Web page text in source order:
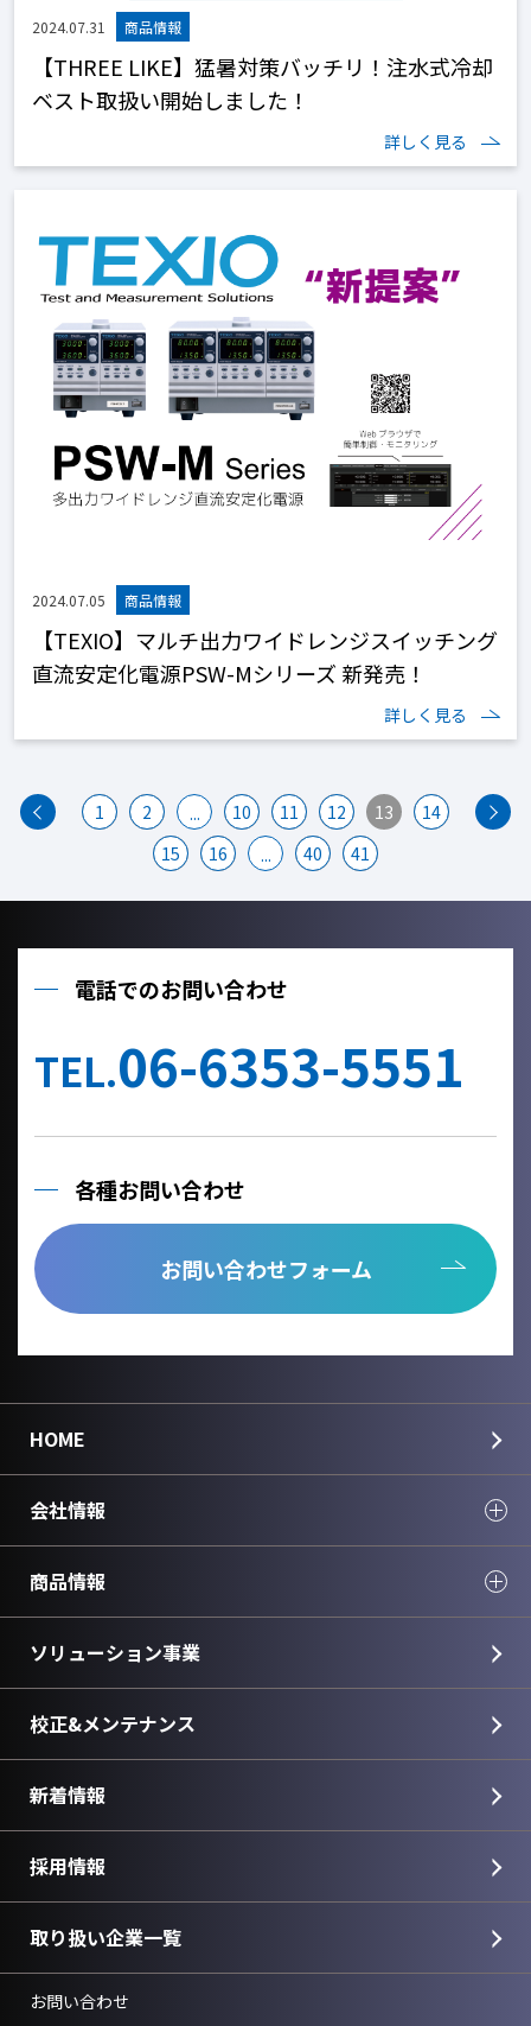
2024.07.31
【THREE LIKE】猛暑対策バッチリ！注水式冷却
ベスト取扱い開始しました！
詳しく見る
2024.07.05
【TEXIO】マルチ出力ワイドレンジスイッチング
直流安定化電源PSW-Mシリーズ 新発売！
詳しく見る
1 2 ... 10 11 12 13
14
15
16 ... 40 41
電話でのお問い合わせ
TEL.06-6353-5551
各種お問い合わせ
お問い合わせフォーム
HOME
会社情報
商品情報
ソリューション事業
校正&メンテナンス
新着情報
採用情報
取り扱い企業一覧
お問い合わせ